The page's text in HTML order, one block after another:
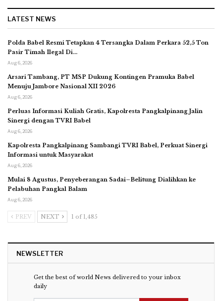
LATEST NEWS
Polda Babel Resmi Tetapkan 4 Tersangka Dalam Perkara 52,5 Ton
Pasir Timah Ilegal Di…
Aug 6, 2026
Arsari Tambang, PT MSP Dukung Kontingen Pramuka Babel
Menuju Jambore Nasional XII 2026
Aug 6, 2026
Perluas Informasi Kuliah Gratis, Kapolresta Pangkalpinang Jalin
Sinergi dengan TVRI Babel
Aug 6, 2026
Kapolresta Pangkalpinang Sambangi TVRI Babel, Perkuat Sinergi
Informasi untuk Masyarakat
Aug 6, 2026
Mulai 8 Agustus, Penyeberangan Sadai–Belitung Dialihkan ke
Pelabuhan Pangkal Balam
Aug 6, 2026
PREV NEXT 1 of 1,485
NEWSLETTER
Get the best of world News delivered to your inbox
daily